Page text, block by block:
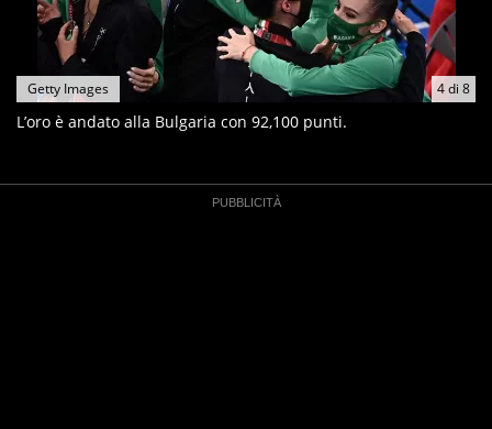
4di 8
Getty Images
L’oro è andato alla Bulgaria con 92,100 punti.